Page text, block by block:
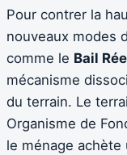
Pour contrer la
nouveaux modes
comme le Bail
mécanisme
du terrain. Le
Organisme de
le ménage